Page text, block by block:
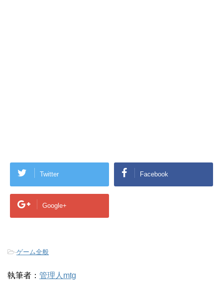
Twitter Facebook
Google+
-ゲーム全般
執筆者： 管理人mtg